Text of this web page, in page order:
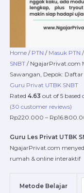
Home / PTN / Masuk PTN /
SNBT / NgajarPrivat.com
Sawangan, Depok: Daftar
Guru Privat UTBK SNBT
Rated 4.63 out of 5 based
(30 customer reviews)
Rp220.000 – Rp
Guru Les Privat UTBK
NgajarPrivat.com
rumah & online interaktif
Metode Belajar